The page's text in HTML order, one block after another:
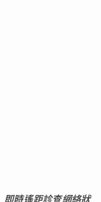
即時遙距診查網絡狀